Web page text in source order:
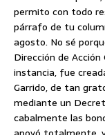
permito con todo
párrafo de tu
agosto. No sé
Dirección de
instancia, fue
Garrido, de tan
mediante un
cabalmente las